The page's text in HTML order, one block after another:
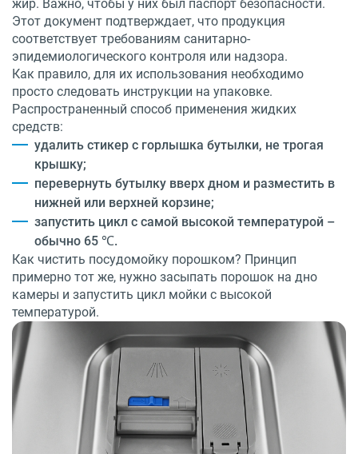
жир. Важно, чтобы у них был паспорт безопасности.
Этот документ подтверждает, что продукция
соответствует требованиям санитарно-
эпидемиологического контроля или надзора.
Как правило, для их использования необходимо
просто следовать инструкции на упаковке.
Распространенный способ применения жидких
средств:
удалить стикер с горлышка бутылки, не трогая
крышку;
перевернуть бутылку вверх дном и разместить в
нижней или верхней корзине;
запустить цикл с самой высокой температурой –
обычно 65 ℃.
Как чистить посудомойку порошком? Принцип
примерно тот же, нужно засыпать порошок на дно
камеры и запустить цикл мойки с высокой
температурой.